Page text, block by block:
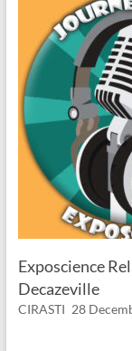
Exposcience
Decazeville
CIRASTI 28